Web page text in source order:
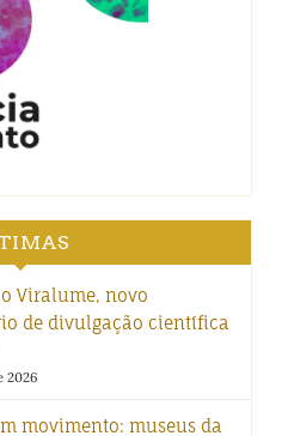
Viralume, novo
de divulgação científica
2026
movimento: museus da